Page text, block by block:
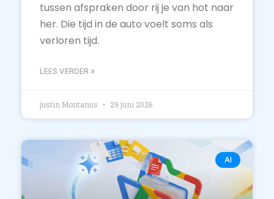
tussen afspraken door rij je van hot naar
her. Die tijd in de auto voelt soms als
verloren tijd.
LEES VERDER »
justin Montanus 29 juni 2026
AI